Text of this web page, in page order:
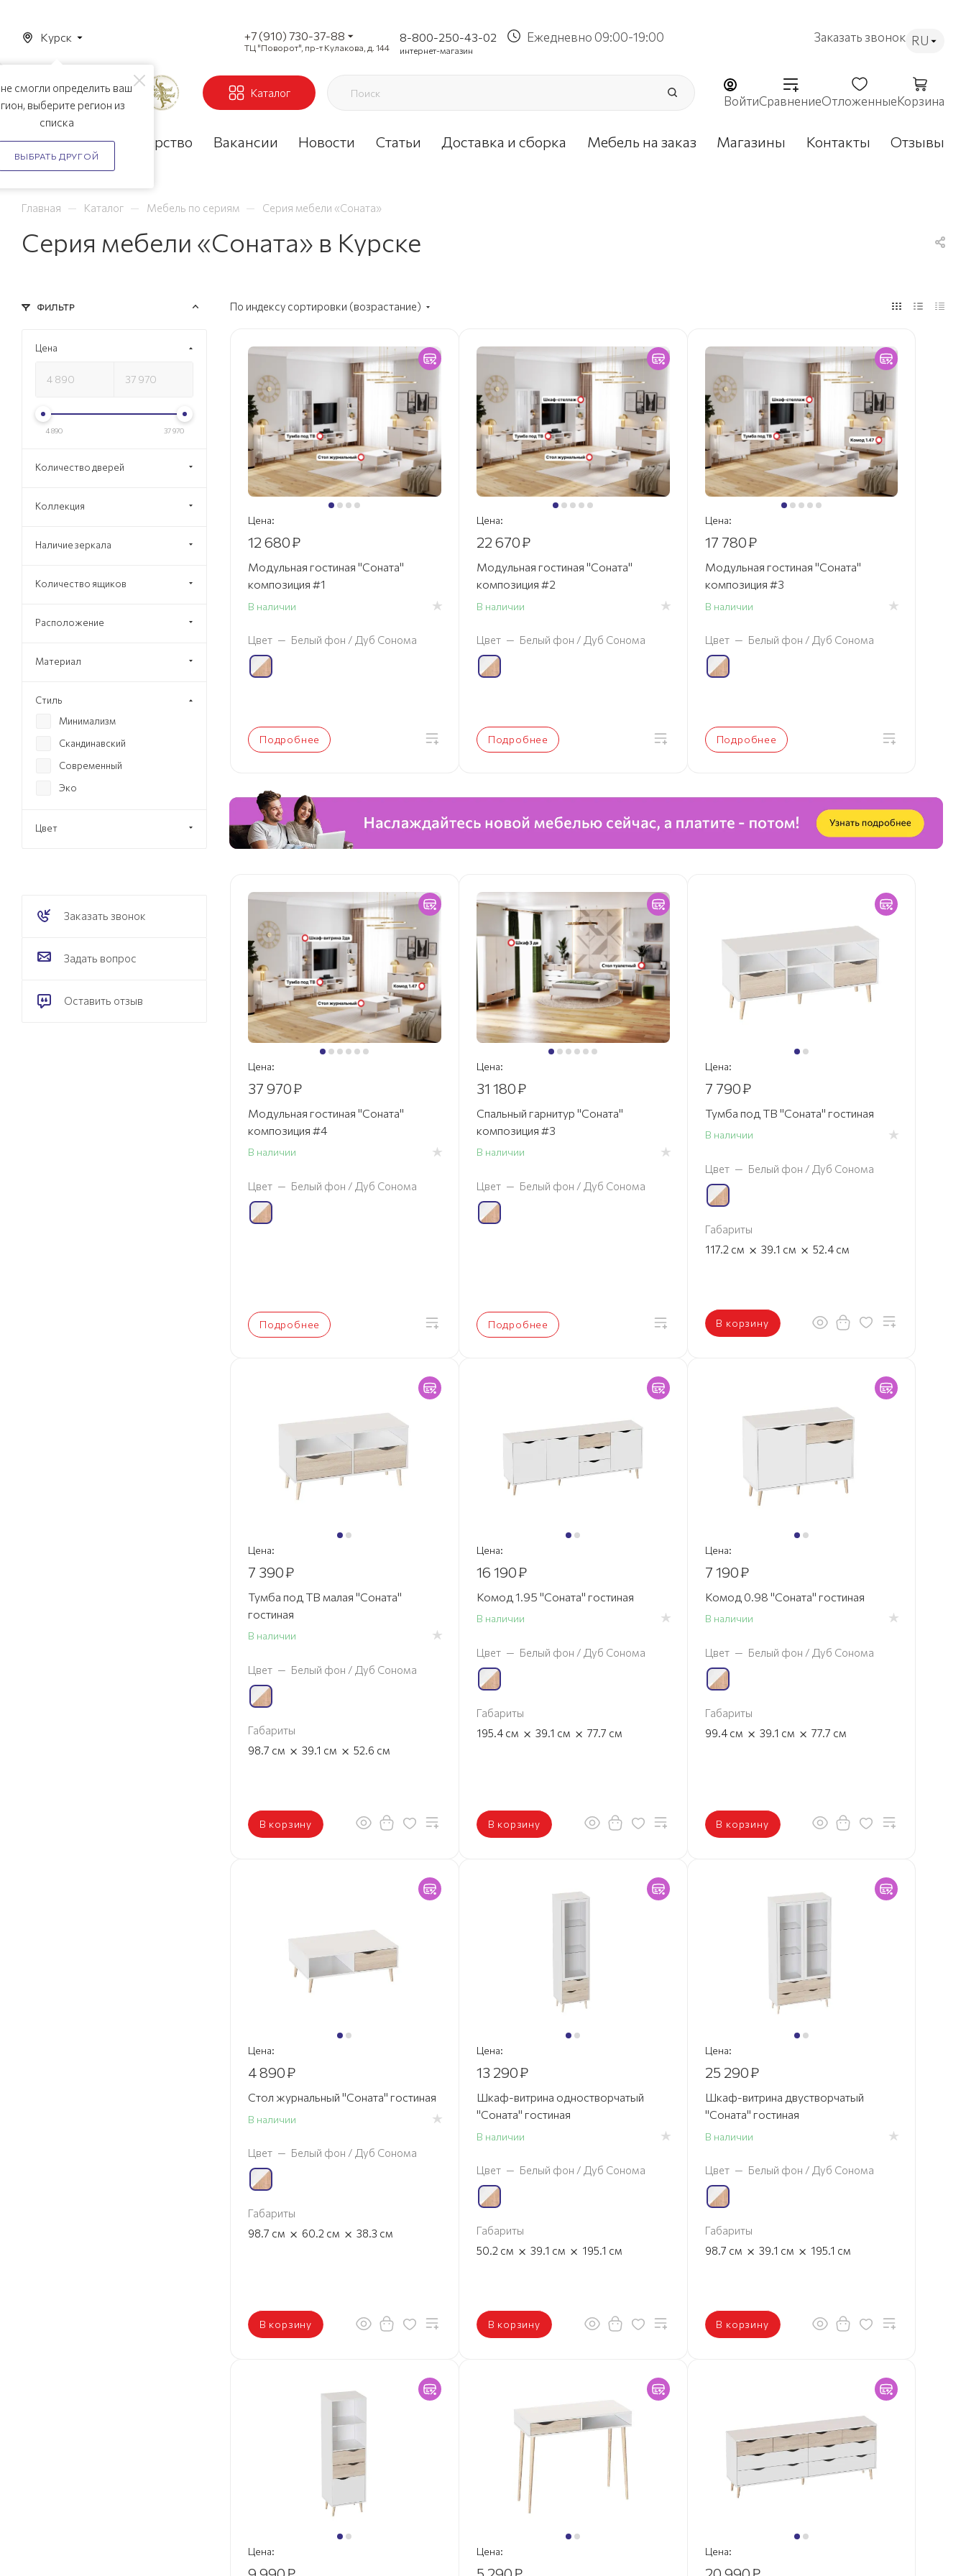
Курск
смогли определить ваш
выберите регион из
списка
ВЫБРАТЬ ДРУГОЙ
+7 (910) 730-37-88
ТЦ "Поворот", пр-т Кулакова, д. 144
8-800-250-43-02
интернет-магазин
Ежедневно 09:00-19:00 Заказать звонок RU
Каталог
ВойтиСравнениеОтложенныеКорзина
Акции Партнерство Вакансии Новости Статьи Доставка и сборка Мебель на заказ Магазины Контакты Отзывы
Главная — Каталог — Мебель по сериям — Серия мебели «Соната»
Серия мебели «Соната» в Курске
По индексу сортировки (возрастание)
Цена:
12 680₽
Модульная гостиная "Соната"
композиция #1
В наличии
Цвет — Белый фон / Дуб Сонома
Подробнее
Цена:
22 670₽
Модульная гостиная "Соната"
композиция #2
В наличии
Цвет — Белый фон / Дуб Сонома
Подробнее
Цена:
17 780₽
Модульная гостиная "Соната"
композиция #3
В наличии
Цвет — Белый фон / Дуб Сонома
Подробнее
Цена:
37 970₽
Модульная гостиная "Соната"
композиция #4
В наличии
Цвет — Белый фон / Дуб Сонома
Подробнее
Цена:
31 180₽
Спальный гарнитур "Соната"
композиция #3
В наличии
Цвет — Белый фон / Дуб Сонома
Подробнее
Цена:
7 790₽
Тумба под ТВ "Соната" гостиная
В наличии
Цвет — Белый фон / Дуб Сонома
Габариты
117.2 см × 39.1 см × 52.4 см
В корзину
Цена:
7 390₽
Тумба под ТВ малая "Соната"
гостиная
В наличии
Цвет — Белый фон / Дуб Сонома
Габариты
98.7 см × 39.1 см × 52.6 см
В корзину
Цена:
16 190₽
Комод 1.95 "Соната" гостиная
В наличии
Цвет — Белый фон / Дуб Сонома
Габариты
195.4 см × 39.1 см × 77.7 см
В корзину
Цена:
7 190₽
Комод 0.98 "Соната" гостиная
В наличии
Цвет — Белый фон / Дуб Сонома
Габариты
99.4 см × 39.1 см × 77.7 см
В корзину
Цена:
4 890₽
Стол журнальный "Соната" гостиная
В наличии
Цвет — Белый фон / Дуб Сонома
Габариты
98.7 см × 60.2 см × 38.3 см
В корзину
Цена:
13 290₽
Шкаф-витрина одностворчатый
"Соната" гостиная
В наличии
Цвет — Белый фон / Дуб Сонома
Габариты
50.2 см × 39.1 см × 195.1 см
В корзину
Цена:
25 290₽
Шкаф-витрина двустворчатый
"Соната" гостиная
В наличии
Цвет — Белый фон / Дуб Сонома
Габариты
98.7 см × 39.1 см × 195.1 см
В корзину
Цена: Цена: Цена:
ФИЛЬТР
Цена
4 890 37 970
Количество дверей
Коллекция
Наличие зеркала
Количество ящиков
Расположение
Материал
Стиль
Минимализм
Скандинавский
Современный
Эко
Цвет
Заказать звонок
Задать вопрос
Оставить отзыв